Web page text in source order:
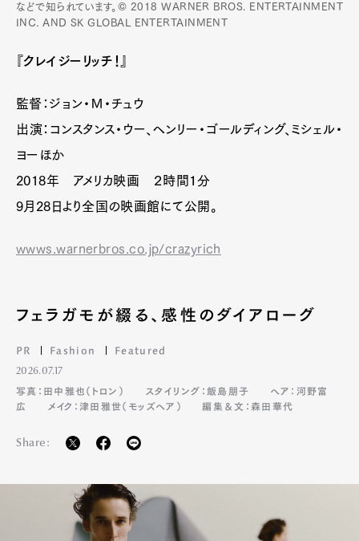
などで知られています。© 2018 WARNER BROS. ENTERTAINMENT
INC. AND SK GLOBAL ENTERTAINMENT
『クレイジーリッチ！』
監督：ジョン・Ｍ・チュウ
出演：コンスタンス・ウー、ヘンリー・ゴールディング、ミシェル・
ヨーほか
2018年 アメリカ映画 ２時間１分
9月28日より全国の映画館にて公開。
wwws.warnerbros.co.jp/crazyrich
フェラガモが綴る、感性のダイアローグ
PR Fashion Featured
2026.07.17
写真：田中雅也（トロン）
スタイリング：飯島朋子
ヘア：河野富
広
メイク：津田雅世（モッズヘア） 編集＆文：森田華代
Share: